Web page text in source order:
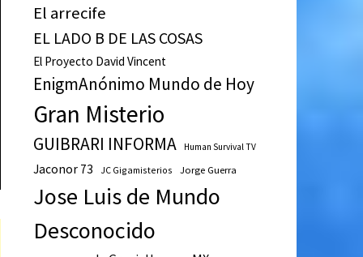
El arrecife
EL LADO B DE LAS COSAS
El Proyecto David Vincent
EnigmAnónimo Mundo de Hoy
Gran Misterio
GUIBRARI INFORMA Human Survival TV
Jaconor 73 JC Gigamisterios Jorge Guerra
Jose Luis de Mundo
Desconocido